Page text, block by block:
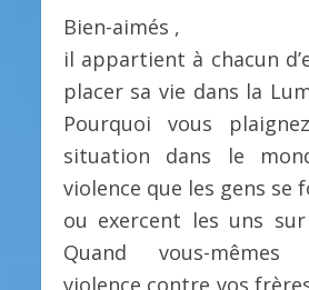
Bien-aimés ,
il appartient à chacun
placer sa vie dans la
Pourquoi vous
situation dans le
violence que les gens se
ou exercent les uns
Quand vous-
violence contre vos